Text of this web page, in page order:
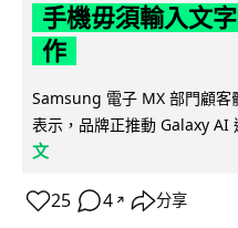
手機毋須輸入文
作
Samsung 電子 MX 部門顧客
表示，品牌正推動 Galaxy AI
文
25 4 ↗ 分享